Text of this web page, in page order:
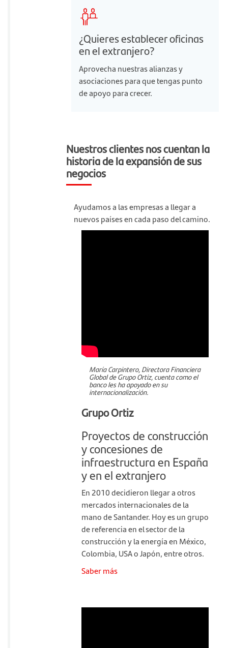
¿Quieres establecer oficinas
en el extranjero?
Aprovecha nuestras alianzas y
asociaciones para que tengas punto
de apoyo para crecer.
Nuestros clientes nos cuentan la
historia de la expansión de sus
negocios
Ayudamos a las empresas a llegar a
nuevos países en cada paso del camino.
María Carpintero, Directora Financiera
Global de Grupo Ortiz, cuenta como el
banco les ha apoyado en su
internacionalización.
Grupo Ortiz
Proyectos de construcción
y concesiones de
infraestructura en España
y en el extranjero
En 2010 decidieron llegar a otros
mercados internacionales de la
mano de Santander. Hoy es un grupo
de referencia en el sector de la
construcción y la energía en México,
Colombia, USA o Japón, entre otros.
Saber más